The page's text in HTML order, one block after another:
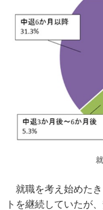
就職を考え始めたき
トを継続していたが